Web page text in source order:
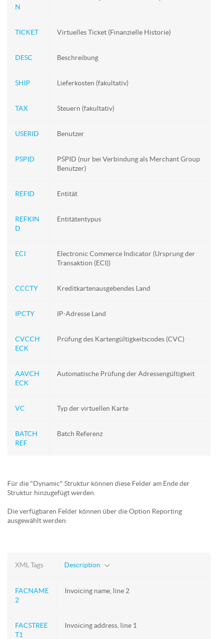
N
TICKET Virtuelles Ticket (Finanzielle Historie)
DESC Beschreibung
SHIP Lieferkosten (fakultativ)
TAX Steuern (fakultativ)
USERID Benutzer
PSPID
PSPID (nur bei Verbindung als Merchant Group
Benutzer)
REFID Entität
REFKIN
D
Entitätentypus
ECI
Electronic Commerce Indicator (Ursprung der
Transaktion (ECI))
CCCTY Kreditkartenausgebendes Land
IPCTY IP-Adresse Land
CVCCH
ECK
Prüfung des Kartengültigkeitscodes (CVC)
AAVCH
ECK
Automatische Prüfung der Adressengültigkeit
VC Typ der virtuellen Karte
BATCH
REF
Batch Referenz
Für die "Dynamic" Struktur können diese Felder am Ende der
Struktur hinzugefügt werden.
Die verfügbaren Felder können über die Option Reporting
ausgewählt werden:
XML Tags Description
FACNAME
2
Invoicing name, line 2
FACSTREE
T1
Invoicing address, line 1